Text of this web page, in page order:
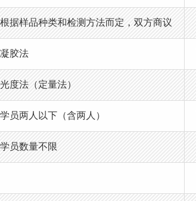
根据样品种类和检测方法而定，双方商议
凝胶法
光度法（定量法）
学员两人以下（含两人）
学员数量不限